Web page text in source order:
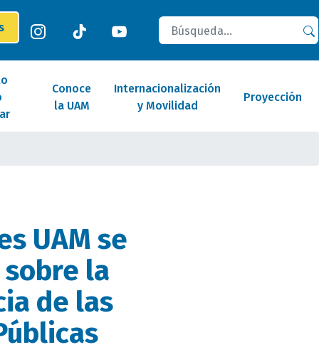
Buscar
Conoce
la UAM
Internacionalización
y Movilidad
Proyección
UAM se
la
de las